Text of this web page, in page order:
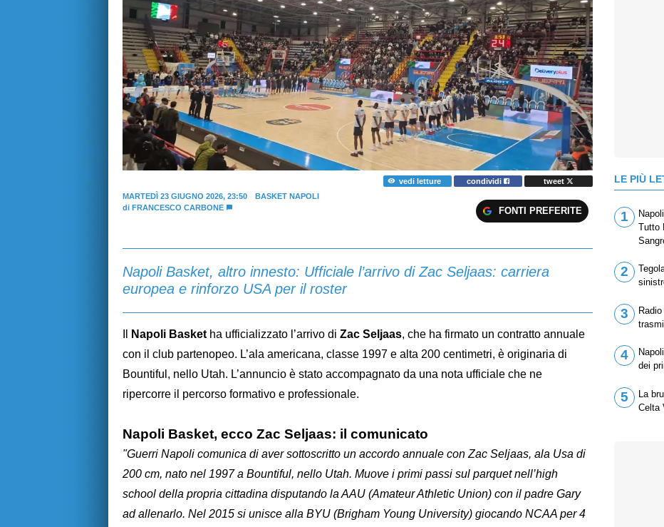
vedi letture condividi
tweet
MARTEDÌ 23 GIUGNO 2026, 23:50
BASKET NAPOLI
di FRANCESCO CARBONE FONTI PREFERITE
Napoli Basket, altro innesto: Ufficiale l’arrivo di Zac Seljaas: carriera
europea e rinforzo USA per il roster
Napoli Basket ha ufficializzato l’arrivo di Zac Seljaas, che ha firmato un contratto annuale
con il club partenopeo. L’ala americana, classe 1997 e alta 200 centimetri, è originaria di
Bountiful, nello Utah. L’annuncio è stato accompagnato da una nota ufficiale che ne
ripercorre il percorso formativo e professionale.
Napoli Basket, ecco Zac Seljaas: il comunicato
"Guerri Napoli comunica di aver sottoscritto un accordo annuale con Zac Seljaas, ala Usa di
200 cm, nato nel 1997 a Bountiful, nello Utah. Muove i primi passi sul parquet nell’high
school della propria cittadina disputando la AAU (Amateur Athletic Union) con il padre Gary
ad allenarlo. Nel 2015 si unisce alla BYU (Brigham Young University) giocando NCAA per 4
LE PIÙ
1
Tutto
2
3
4
dei
5
La
Celta